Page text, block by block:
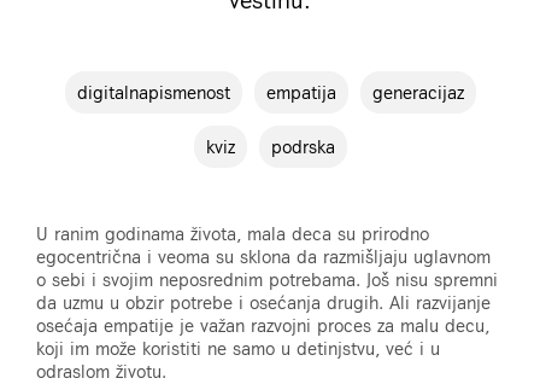
digitalnapismenost empatija generacijaz
kviz podrska
U ranim godinama života, mala deca su prirodno
egocentrična i veoma su sklona da razmišljaju uglavnom
o sebi i svojim neposrednim potrebama. Još nisu spremni
da uzmu u obzir potrebe i osećanja drugih. Ali razvijanje
osećaja empatije je važan razvojni proces za malu decu,
koji im može koristiti ne samo u detinjstvu, već i u
odraslom životu.